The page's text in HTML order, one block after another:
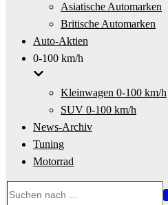
Asiatische Automarken
Britische Automarken
Auto-Aktien
0-100 km/h
Kleinwagen 0-100 km/h
SUV 0-100 km/h
News-Archiv
Tuning
Motorrad
nach …